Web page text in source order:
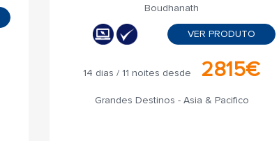
Boudhanath
VER PRODUTO
14 dias / 11 noites desde 2815€
Grandes Destinos - Asia & Pacifico